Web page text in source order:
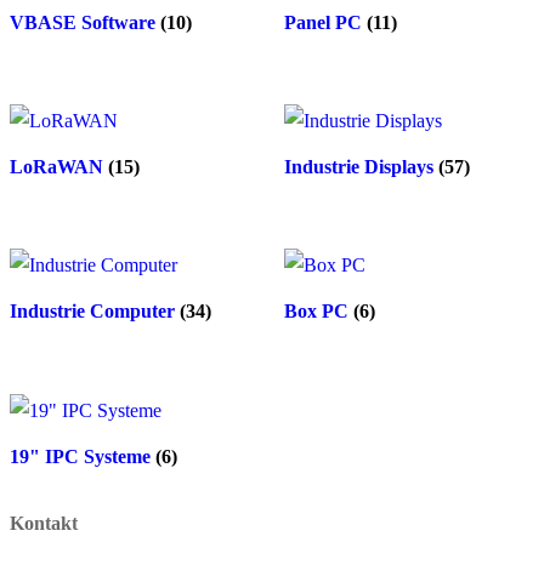
VBASE Software (10) Panel PC (11)
LoRaWAN (15) Industrie Displays (57)
Industrie Computer (34) Box PC (6)
19" IPC Systeme (6)
Kontakt